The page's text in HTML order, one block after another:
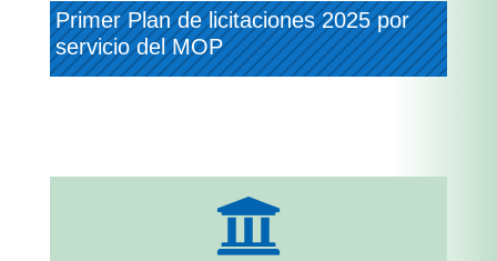
Primer Plan de licitaciones 2025 por
servicio del MOP
